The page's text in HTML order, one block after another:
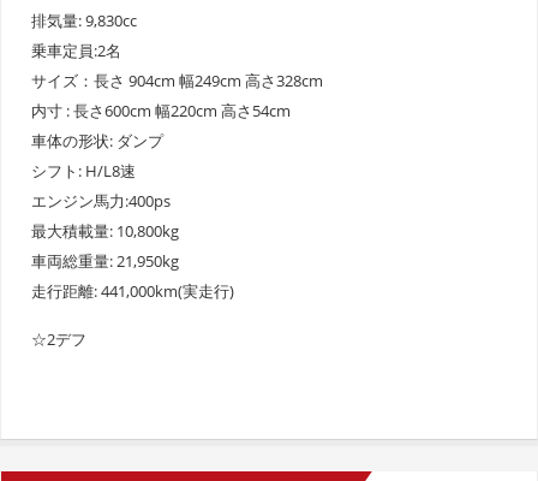
排気量: 9,830cc
乗車定員:2名
サイズ：長さ 904cm 幅249cm 高さ328cm
内寸 : 長さ600cm 幅220cm 高さ54cm
車体の形状: ダンプ
シフト: H/L8速
エンジン馬力:400ps
最大積載量: 10,800kg
車両総重量: 21,950kg
走行距離: 441,000km(実走行)
☆2デフ